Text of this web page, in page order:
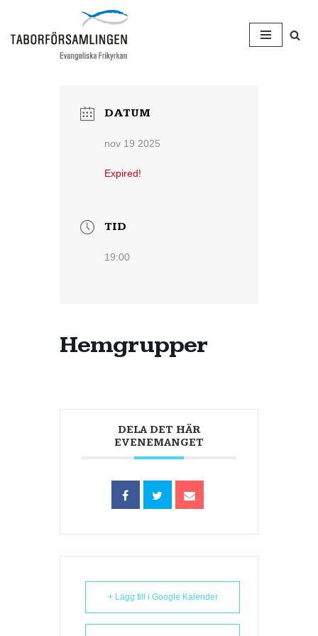
Hoppa
DATUM
nov 19 2025
Expired!
TID
19:00
Hemgrupper
DELA DET HÄR
EVENEMANGET
+ Lägg till i Google Kalender